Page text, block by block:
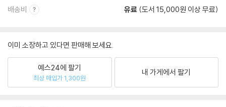
배송비 유료 (도서 15,000원 이상 무료)
이미 소장하고 있다면 판매해 보세요.
예스24에 팔기
최상 매입가 1,300원
내 가게에서 팔기